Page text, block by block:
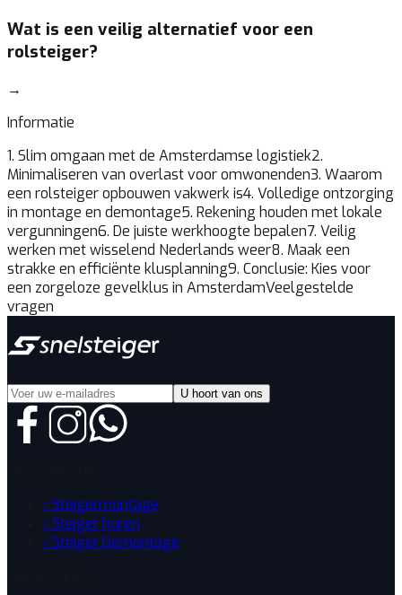
Wat is een veilig alternatief voor een
rolsteiger?
→
Informatie
1. Slim omgaan met de Amsterdamse logistiek2.
Minimaliseren van overlast voor omwonenden3. Waarom
een rolsteiger opbouwen vakwerk is4. Volledige ontzorging
in montage en demontage5. Rekening houden met lokale
vergunningen6. De juiste werkhoogte bepalen7. Veilig
werken met wisselend Nederlands weer8. Maak een
strakke en efficiënte klusplanning9. Conclusie: Kies voor
een zorgeloze gevelklus in AmsterdamVeelgestelde
vragen
U hoort van ons
› Steigermontage
› Steiger huren
› Steiger Demontage